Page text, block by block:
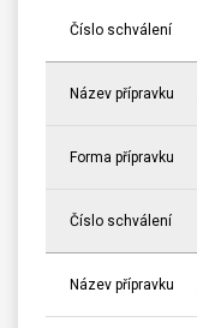
Číslo schválení
Název přípravku
Forma přípravku
Číslo schválení
Název přípravku